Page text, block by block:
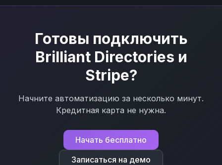
Готовы подключить
Brilliant Directories и
Stripe?
Начните автоматизацию за несколько минут.
Кредитная карта не нужна.
Начать бесплатно
Записаться на демо